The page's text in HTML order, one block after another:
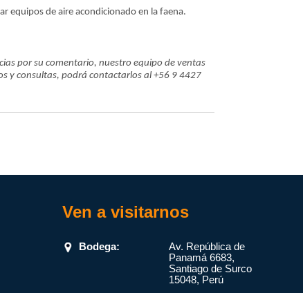
equipos de aire acondicionado en la faena.
por su comentario, nuestro equipo de ventas
y consultas, podrá contactarlos al +56 9 4427
Ven a visitarnos
Bodega:
Av. República de
Panamá 6683,
Santiago de Surco
15048, Perú